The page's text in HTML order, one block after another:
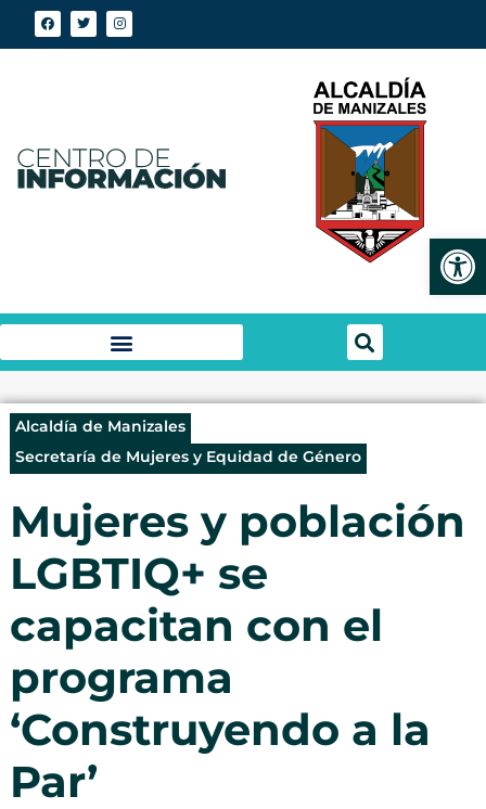
Alcaldía de Manizales
Secretaría de Mujeres y Equidad de Género
Mujeres y población
LGBTIQ+ se
capacitan con el
programa
‘Construyendo a la
Par’